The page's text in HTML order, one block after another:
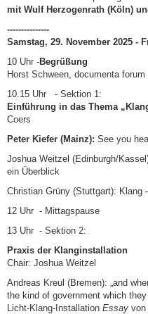
mit Wulf Herzogenrath (Köln)
---------------
Samstag, 29. November 2025 -
10 Uhr -Begrüßung
Horst Schween, documenta
10.15 Uhr - Sektion 1:
Einführung in das Thema
Coers
Peter Kiefer (Mainz): See you
Joshua Weitzel (Edinburgh/
ein Überblick
Christian Grüny (Stuttgart): Klang
12 Uhr - Mittagspause
13 Uhr - Sektion 2:
Praxis der Klanginstallation
Chair: Joshua Weitzel
Andreas Kreul (Bremen): „and
the kind of government which
Licht-Klang-Installation Essay von